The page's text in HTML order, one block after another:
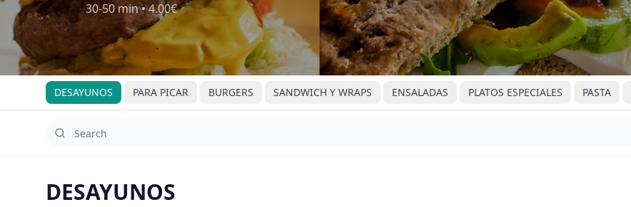
30-50 min•4.00€
DESAYUNOS PARA PICAR BURGERS SANDWICH Y WRAPS ENSALADAS PLATOS ESPECIALES PASTA
DESAYUNOS